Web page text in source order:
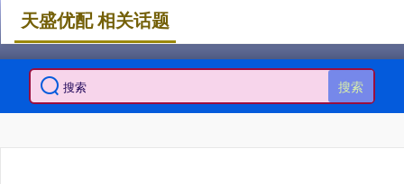
搜索
天盛优配 相关话题